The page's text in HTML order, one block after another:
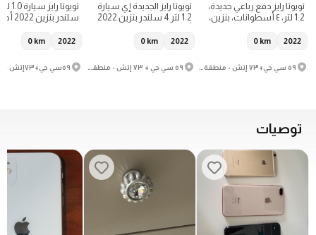
تويوتا رايز دفع رباعي جديدة،
1.2 لتر، ٤ أسطوانات، بنزين،
2022
0 km
تويوتا رايز الجديدة إي سيارة
1.2 لتر 4 سلندر بنزين 2022
2022
0 km
سلندر بنزين 2022 أحمر
2022
0 km
توصيات